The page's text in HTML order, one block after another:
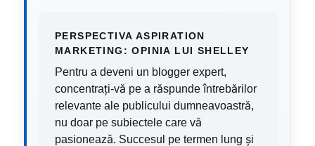
PERSPECTIVA ASPIRATION
MARKETING: OPINIA LUI SHELLEY
Pentru a deveni un blogger expert,
concentrați-vă pe a răspunde întrebărilor
relevante ale publicului dumneavoastră,
nu doar pe subiectele care vă
pasionează. Succesul pe termen lung și